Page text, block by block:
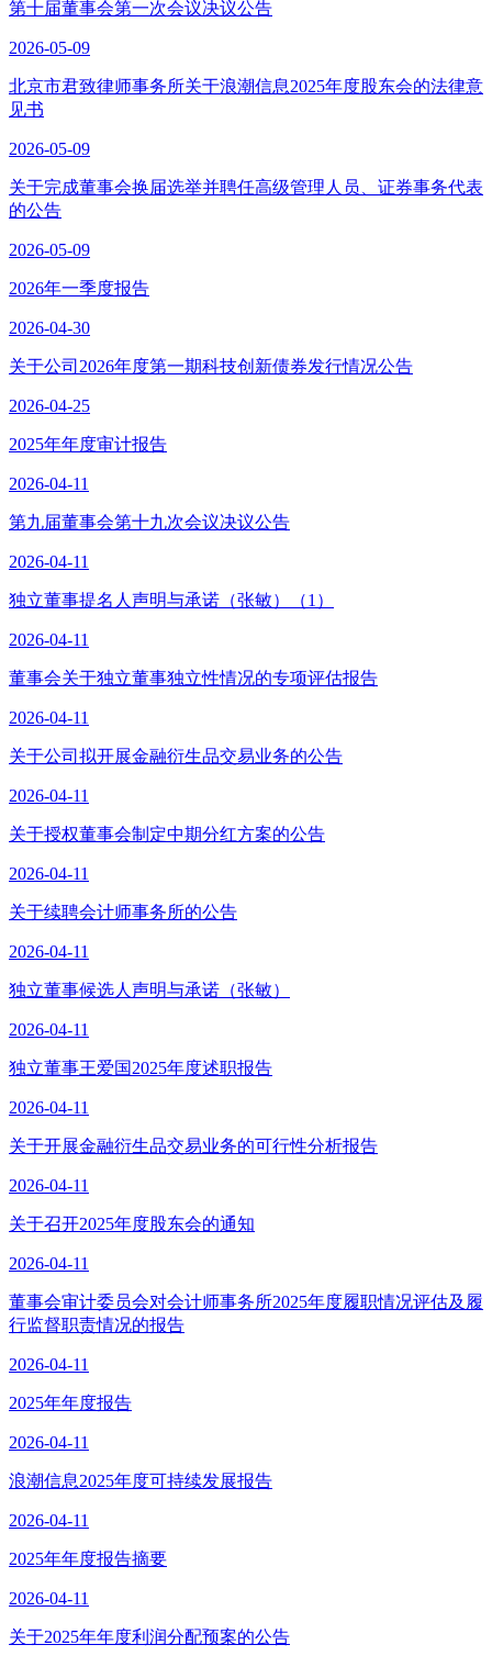
第十届董事会第一次会议决议公告
2026-05-09
北京市君致律师事务所关于浪潮信息2025年度股东会的法律意
见书
2026-05-09
关于完成董事会换届选举并聘任高级管理人员、证券事务代表
的公告
2026-05-09
2026年一季度报告
2026-04-30
关于公司2026年度第一期科技创新债券发行情况公告
2026-04-25
2025年年度审计报告
2026-04-11
第九届董事会第十九次会议决议公告
2026-04-11
独立董事提名人声明与承诺（张敏）（1）
2026-04-11
董事会关于独立董事独立性情况的专项评估报告
2026-04-11
关于公司拟开展金融衍生品交易业务的公告
2026-04-11
关于授权董事会制定中期分红方案的公告
2026-04-11
关于续聘会计师事务所的公告
2026-04-11
独立董事候选人声明与承诺（张敏）
2026-04-11
独立董事王爱国2025年度述职报告
2026-04-11
关于开展金融衍生品交易业务的可行性分析报告
2026-04-11
关于召开2025年度股东会的通知
2026-04-11
董事会审计委员会对会计师事务所2025年度履职情况评估及履
行监督职责情况的报告
2026-04-11
2025年年度报告
2026-04-11
浪潮信息2025年度可持续发展报告
2026-04-11
2025年年度报告摘要
2026-04-11
关于2025年年度利润分配预案的公告